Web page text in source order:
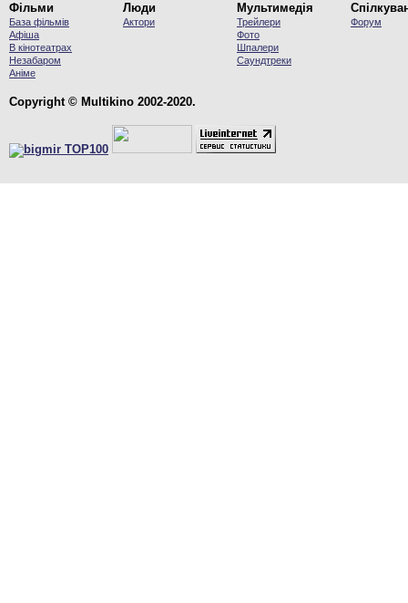
Фільми
База фільмів
Афіша
В кінотеатрах
Незабаром
Аніме
Люди
Актори
Мультимедія
Трейлери
Фото
Шпалери
Саундтреки
Форум
Copyright © Multikino 2002-2020.